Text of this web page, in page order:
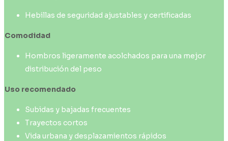
Hebillas de seguridad ajustables y certificadas
Comodidad
Hombros ligeramente acolchados para una mejor
distribución del peso
Uso recomendado
Subidas y bajadas frecuentes
Trayectos cortos
Vida urbana y desplazamientos rápidos